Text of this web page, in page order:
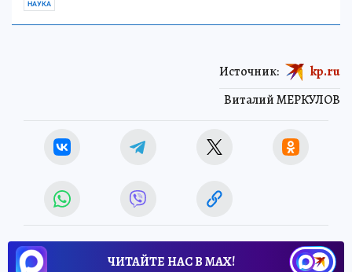
НАУКА
Виталий МЕРКУЛОВ
Источник: kp.ru
ЧИТАЙТЕ НАС В МАХ!